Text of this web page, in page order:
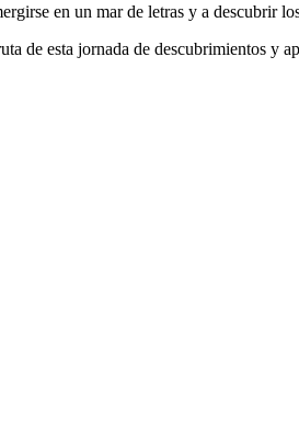
en un mar de letras y a descubrir
de esta jornada de descubrimientos y